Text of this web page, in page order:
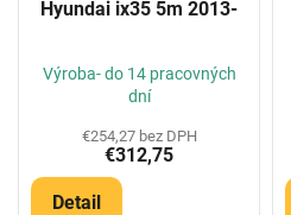
Hyundai ix35 5m 2013-
Výroba- do 14 pracovných
dní
€254,27 bez DPH
€312,75
Detail